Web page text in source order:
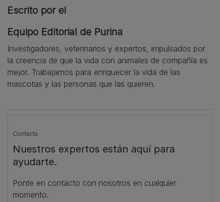
Escrito por el
Equipo Editorial de Purina
Investigadores, veterinarios y expertos, impulsados por
la creencia de que la vida con animales de compañía es
mejor. Trabajamos para enriquecer la vida de las
mascotas y las personas que las quieren.
Contacta
Nuestros expertos están aquí para
ayudarte.
Ponte en contacto con nosotros en cualquier
momento.